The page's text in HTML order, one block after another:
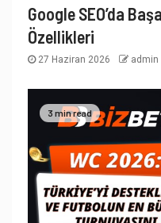
Google SEO’da
Özellikleri
27 Haziran 2026 admin
3 min read